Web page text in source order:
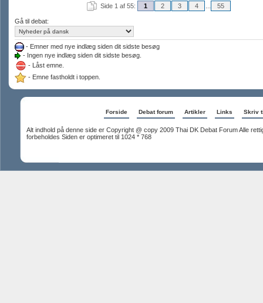
Side 1 af 55: 1 2 3 4 55
Gå til debat:
- Emner med nye indlæg siden dit sidste besøg
- Ingen nye indlæg siden dit sidste besøg.
- Låst emne.
- Emne fastholdt i toppen.
Forside Debat forum Artikler Links Skriv
Alt indhold på denne side er Copyright @ copy 2009 Thai DK Debat Forum Alle
forbeholdes Siden er optimeret til 1024 * 768